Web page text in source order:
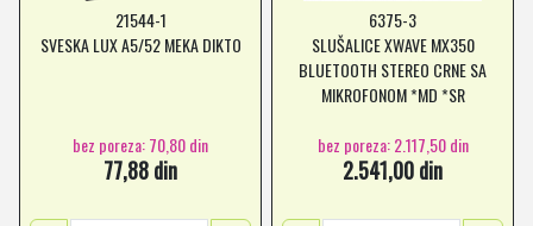
21544-1
SVESKA LUX A5/52 MEKA DIKTO
bez poreza: 70,80 din
77,88 din
6375-3
SLUŠALICE XWAVE MX350
BLUETOOTH STEREO CRNE SA
MIKROFONOM *MD *SR
bez poreza: 2.117,50 din
2.541,00 din